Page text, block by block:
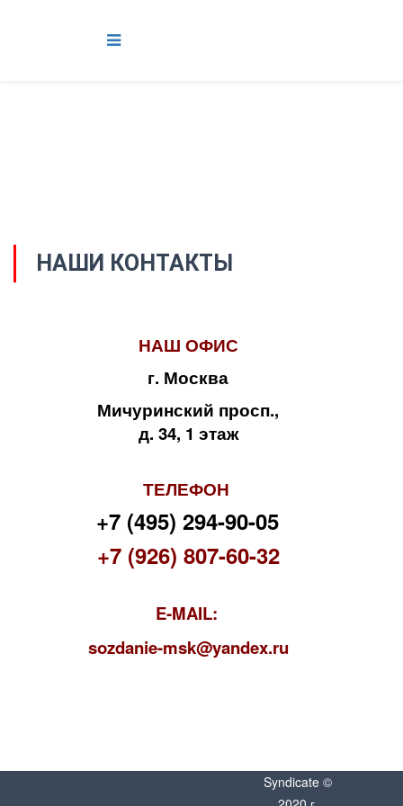
НАШИ КОНТАКТЫ
НАШ ОФИС
г. Москва
Мичуринский просп.,
д. 34, 1 этаж
ТЕЛЕФОН
+7 (495) 294-90-05
+7 (926) 807-60-32
E-MAIL:
sozdanie-msk@yandex.ru
Syndicate ©